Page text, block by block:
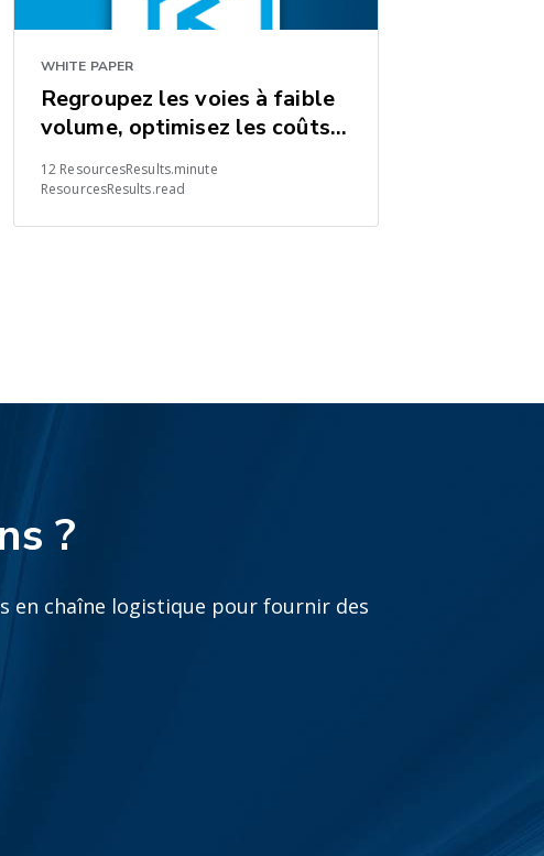
WHITE PAPER
Regroupez les voies à faible
volume, optimisez les coûts
d'expédition
12 ResourcesResults.minute
ResourcesResults.read
?
en chaîne logistique pour fournir des